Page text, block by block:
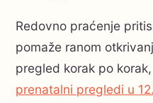
Redovno praćenje
pomaže ranom
pregled korak po
prenatalni pregledi u